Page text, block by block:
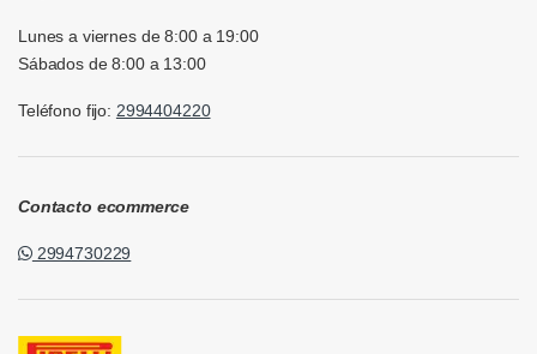
Lunes a viernes de 8:00 a 19:00
Sábados de 8:00 a 13:00
Teléfono fijo: 2994404220
Contacto ecommerce
2994730229